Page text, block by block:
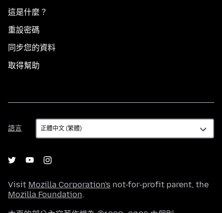
這是什麼？
重設密碼
同步您的資料
取得幫助
語言
語
言
Visit Mozilla Corporation's not-for-profit parent, the
Mozilla Foundation.